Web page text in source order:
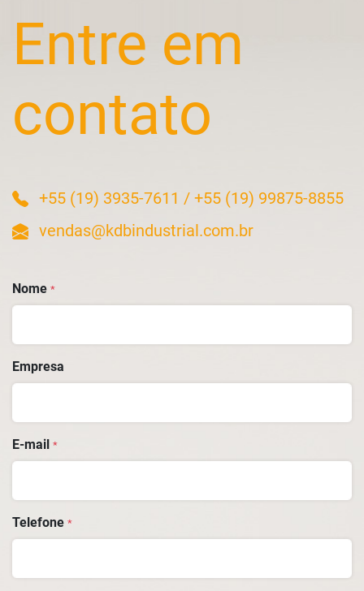
Entre em
contato
+55 (19) 3935-7611 / +55 (19) 99875-8855
vendas@kdbindustrial.com.br
Nome *
Empresa
E-mail *
Telefone *